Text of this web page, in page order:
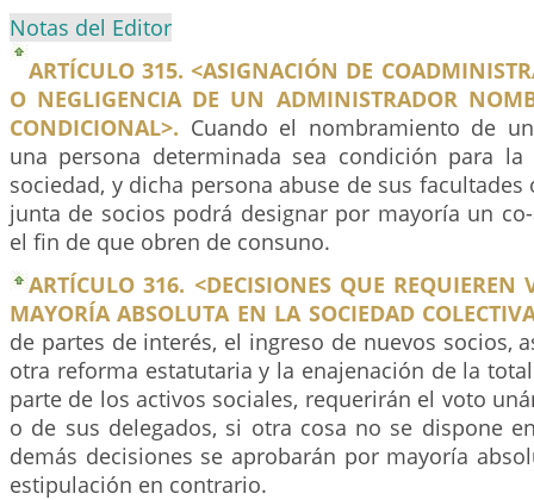
Notas del Editor
ARTÍCULO 315. <ASIGNACIÓN DE
O NEGLIGENCIA DE UN ADMINISTRADOR
CONDICIONAL>. Cuando el nombramiento de
una persona determinada sea condición para
sociedad, y dicha persona abuse de sus facultades
junta de socios podrá designar por mayoría un
el fin de que obren de consuno.
ARTÍCULO 316. <DECISIONES QUE
MAYORÍA ABSOLUTA EN LA SOCIEDAD
de partes de interés, el ingreso de nuevos socios,
otra reforma estatutaria y la enajenación de la
parte de los activos sociales, requerirán el voto
o de sus delegados, si otra cosa no se dispone
demás decisiones se aprobarán por mayoría
estipulación en contrario.